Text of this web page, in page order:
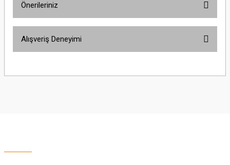
Önerileriniz
yetersiz gördüğünüz noktaları öneri formunu kullanarak tarafımıza
Alışveriş Deneyimi